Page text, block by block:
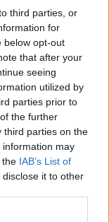
third parties, or
for
below opt-out
that after your
seeing
utilized by
parties prior to
the further
third parties on the
information may
the IAB’s List of
it to other
de box al
a fost una